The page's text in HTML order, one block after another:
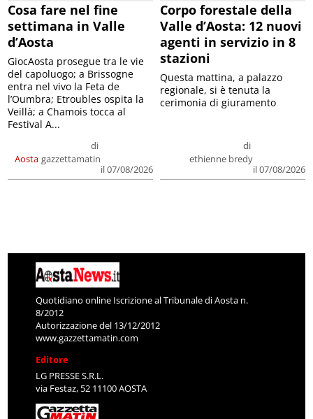
Cosa fare nel fine
settimana in Valle
d’Aosta
Aosta
di
gazzettamatin
il 07/08/2026
GiocAosta prosegue tra le vie
del capoluogo; a Brissogne
entra nel vivo la Feta de
l’Oumbra; Etroubles ospita la
Veillà; a Chamois tocca al
Festival A...
Corpo forestale della
Valle d’Aosta: 12 nuovi
agenti in servizio in 8
stazioni
di
ethienne bredy
il 07/08/2026
Questa mattina, a palazzo
regionale, si è tenuta la
cerimonia di giuramento
Quotidiano online Iscrizione al Tribunale di Aosta n.
8/2012
Autorizzazione del 13/12/2012
www.gazzettamatin.com
Editore
LG PRESSE S.R.L.
via Festaz, 52 11100 AOSTA